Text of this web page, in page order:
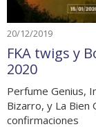
20/12/2019
FKA twigs y
2020
Perfume Genius,
Bizarro, y La Bien
confirmaciones